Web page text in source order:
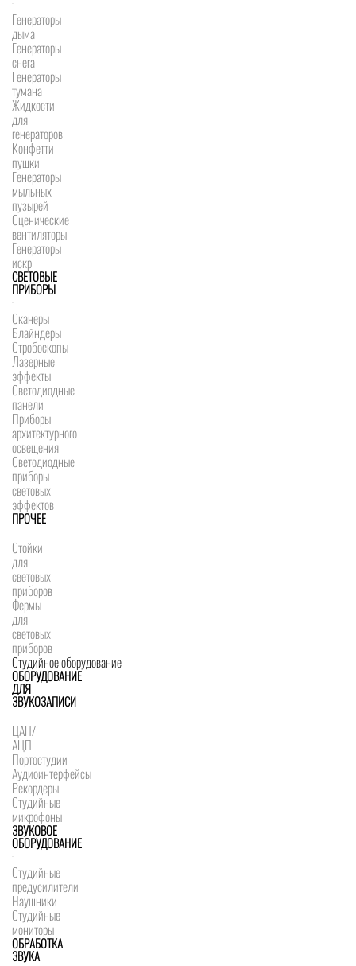
Генераторы
дыма
Генераторы
снега
Генераторы
тумана
Жидкости
для
генераторов
Конфетти
пушки
Генераторы
мыльных
пузырей
Сценические
вентиляторы
Генераторы
искр
СВЕТОВЫЕ
ПРИБОРЫ
Сканеры
Блайндеры
Стробоскопы
Лазерные
эффекты
Светодиодные
панели
Приборы
архитектурного
освещения
Светодиодные
приборы
световых
эффектов
ПРОЧЕЕ
Стойки
для
световых
приборов
Фермы
для
световых
приборов
Студийное оборудование
ОБОРУДОВАНИЕ
ДЛЯ
ЗВУКОЗАПИСИ
ЦАП/
АЦП
Портостудии
Аудиоинтерфейсы
Рекордеры
Студийные
микрофоны
ЗВУКОВОЕ
ОБОРУДОВАНИЕ
Студийные
предусилители
Наушники
Студийные
мониторы
ОБРАБОТКА
ЗВУКА